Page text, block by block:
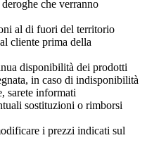
che verranno
al di fuori del territorio
cliente prima della
disponibilità dei prodotti
in caso di indisponibilità
sarete informati
sostituzioni o rimborsi
i prezzi indicati sul